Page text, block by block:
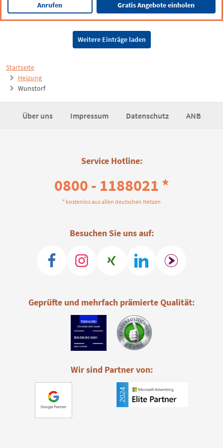
Startseite
Heizung
Wunstorf
Anrufen Gratis Angebote einholen
Weitere Einträge laden
Über uns Impressum Datenschutz ANB
Service Hotline:
0800 - 1188021 *
* kostenlos aus allen deutschen Netzen
Besuchen Sie uns auf:
Geprüfte und mehrfach prämierte Qualität:
Wir sind Partner von: